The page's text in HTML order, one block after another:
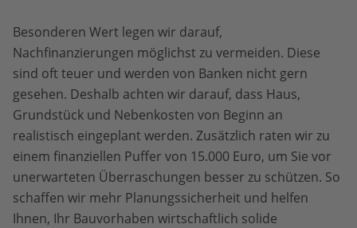
Besonderen Wert legen wir darauf,
Nachfinanzierungen möglichst zu vermeiden. Diese
sind oft teuer und werden von Banken nicht gern
gesehen. Deshalb achten wir darauf, dass Haus,
Grundstück und Nebenkosten von Beginn an
realistisch eingeplant werden. Zusätzlich raten wir zu
einem finanziellen Puffer von 15.000 Euro, um Sie vor
unerwarteten Überraschungen besser zu schützen. So
schaffen wir mehr Planungssicherheit und helfen
Ihnen, Ihr Bauvorhaben wirtschaftlich solide